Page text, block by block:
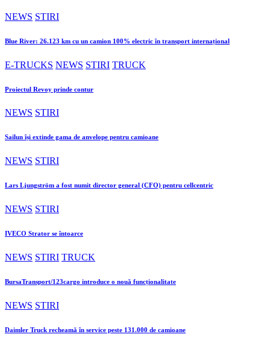
NEWS STIRI
Blue River: 26.123 km cu un camion 100% electric în transport internațional
E-TRUCKS NEWS STIRI TRUCK
Proiectul Revoy prinde contur
NEWS STIRI
Sailun își extinde gama de anvelope pentru camioane
NEWS STIRI
Lars Ljungström a fost numit director general (CFO) pentru cellcentric
NEWS STIRI
IVECO Strator se întoarce
NEWS STIRI TRUCK
BursaTransport/123cargo introduce o nouă funcționalitate
NEWS STIRI
Daimler Truck recheamă în service peste 131.000 de camioane